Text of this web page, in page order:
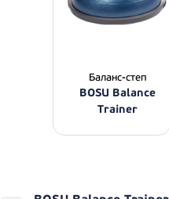
Баланс-степ
BOSU Balance
Trainer